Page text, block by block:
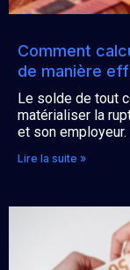
Comment
de manière
Le solde de tout
matérialiser la
et son employeur.
Lire la suite »